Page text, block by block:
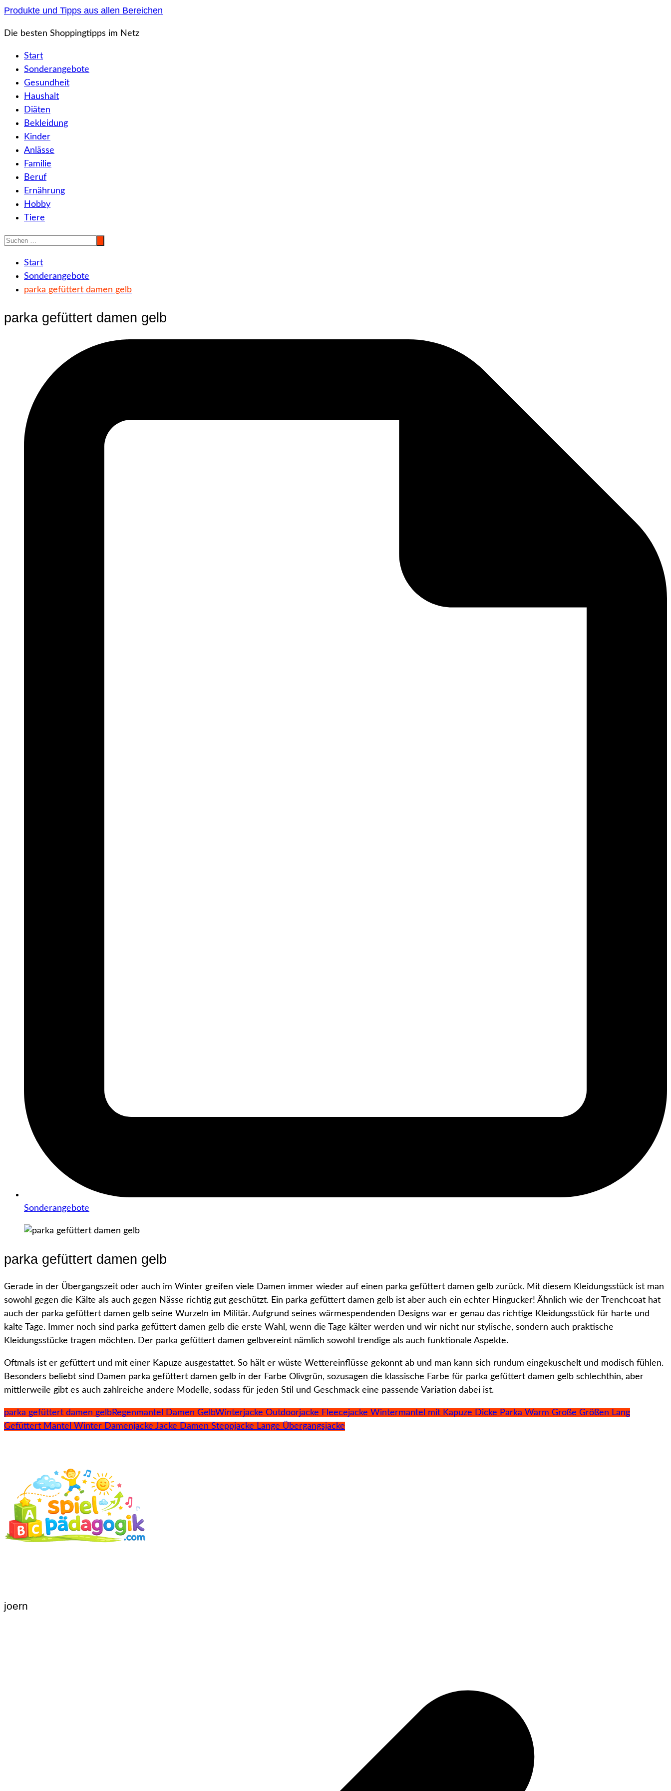
Zum
springen
Produkte und Tipps aus allen Bereichen
Die besten Shoppingtipps im Netz
Start
Sonderangebote
Gesundheit
Haushalt
Diäten
Bekleidung
Kinder
Anlässe
Familie
Beruf
Ernährung
Hobby
Tiere
Start
Sonderangebote
parka gefüttert damen gelb
parka gefüttert damen gelb
Sonderangebote
parka gefüttert damen gelb
Gerade in der Übergangszeit oder auch im Winter greifen viele Damen immer wieder auf einen parka gefüttert damen gelb zurück. Mit diesem Kleidungsstück ist man
sowohl gegen die Kälte als auch gegen Nässe richtig gut geschützt. Ein parka gefüttert damen gelb ist aber auch ein echter Hingucker! Ähnlich wie der Trenchcoat hat
auch der parka gefüttert damen gelb seine Wurzeln im Militär. Aufgrund seines wärmespendenden Designs war er genau das richtige Kleidungsstück für harte und
kalte Tage. Immer noch sind parka gefüttert damen gelb die erste Wahl, wenn die Tage kälter werden und wir nicht nur stylische, sondern auch praktische
Kleidungsstücke tragen möchten. Der parka gefüttert damen gelbvereint nämlich sowohl trendige als auch funktionale Aspekte.
Oftmals ist er gefüttert und mit einer Kapuze ausgestattet. So hält er wüste Wettereinflüsse gekonnt ab und man kann sich rundum eingekuschelt und modisch fühlen.
Besonders beliebt sind Damen parka gefüttert damen gelb in der Farbe Olivgrün, sozusagen die klassische Farbe für parka gefüttert damen gelb schlechthin, aber
mittlerweile gibt es auch zahlreiche andere Modelle, sodass für jeden Stil und Geschmack eine passende Variation dabei ist.
parka gefüttert damen gelbRegenmantel Damen GelbWinterjacke Outdoorjacke Fleecejacke Wintermantel mit Kapuze Dicke Parka Warm Große Größen Lang
Gefüttert Mantel Winter Damenjacke Jacke Damen Steppjacke Lange Übergangsjacke
joern